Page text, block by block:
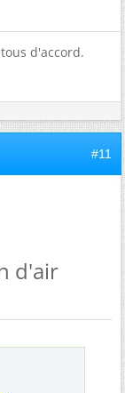
d'accord.
#11
d'air